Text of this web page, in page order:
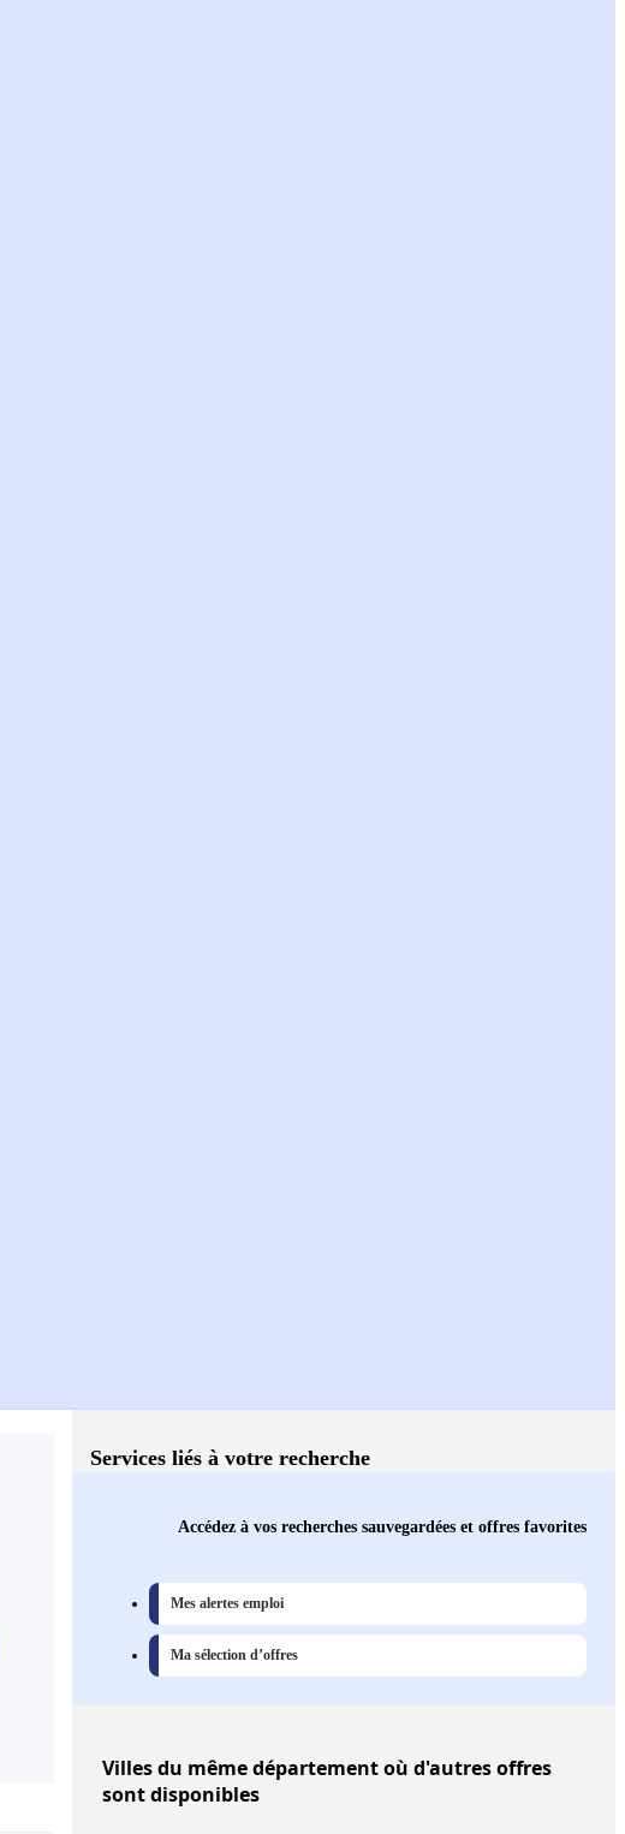
Services liés à votre recherche
Accédez à vos recherches sauvegardées et offres favorites
Mes alertes emploi
Ma sélection d’offres
Villesdu même département où d'autres offres
sont disponibles